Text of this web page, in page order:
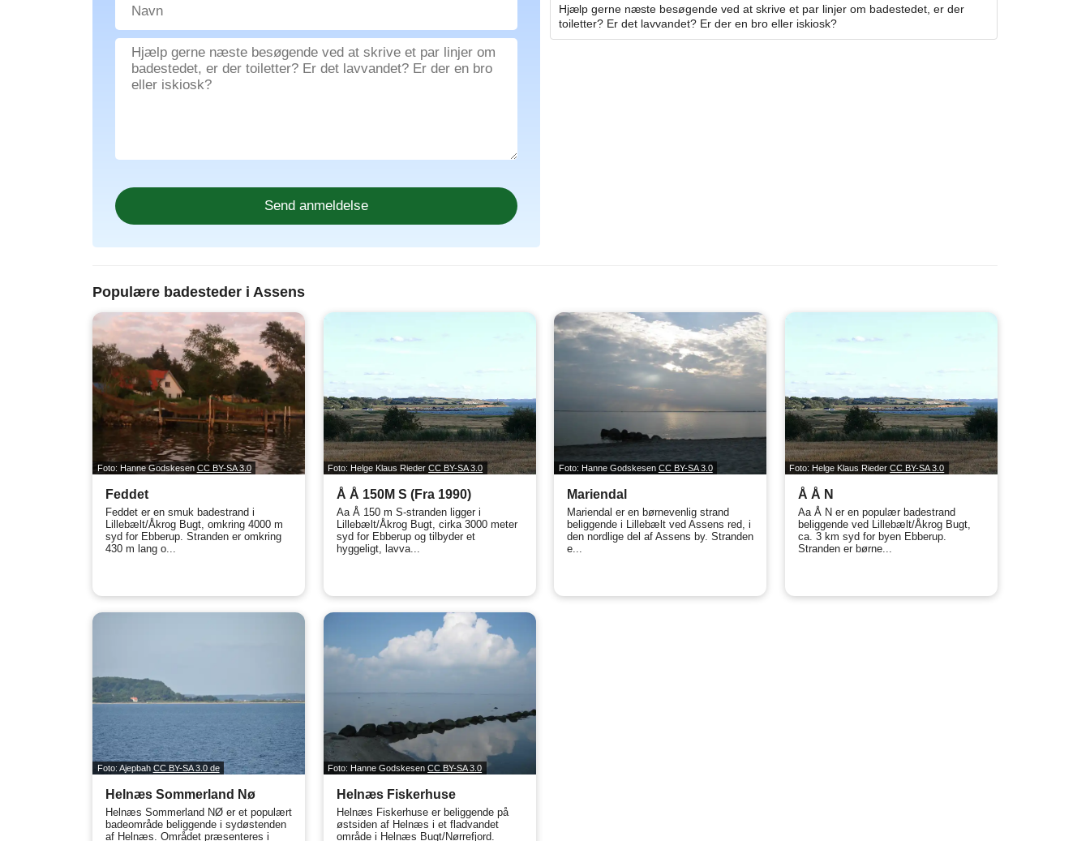
Hjælp gerne næste besøgende ved at skrive et par linjer om badestedet, er der
toiletter? Er det lavvandet? Er der en bro eller iskiosk?
Populære badesteder i Assens
Foto: Hanne Godskesen CC BY-SA 3.0
Feddet
Feddet er en smuk badestrand i
Lillebælt/Åkrog Bugt, omkring 4000 m
syd for Ebberup. Stranden er omkring
430 m lang o...
Foto: Helge Klaus RiederCC BY-SA 3.0
Å Å 150M S (Fra 1990)
Aa Å 150 m S-stranden ligger i
Lillebælt/Åkrog Bugt, cirka 3000 meter
syd for Ebberup og tilbyder et
hyggeligt, lavva...
Foto: Hanne Godskesen CC BY-SA 3.0
Mariendal
Mariendal er en børnevenlig strand
beliggende i Lillebælt ved Assens red, i
den nordlige del af Assens by. Stranden
e...
Foto: Helge Klaus RiederCC BY-SA 3.0
Å Å N
Aa Å N er en populær badestrand
beliggende ved Lillebælt/Åkrog Bugt,
ca. 3 km syd for byen Ebberup.
Stranden er børne...
Foto: Ajepbah CC BY-SA 3.0 de
Helnæs Sommerland Nø
Helnæs Sommerland NØ er et populært
badeområde beliggende i sydøstenden
af Helnæs. Området præsenteres i
Foto: Hanne GodskesenCC BY-SA 3.0
Helnæs Fiskerhuse
Helnæs Fiskerhuse er beliggende på
østsiden af Helnæs i et fladvandet
område i Helnæs Bugt/Nørrefjord.